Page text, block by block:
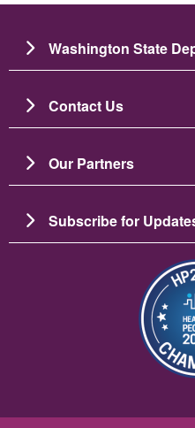
Washington State
Contact Us
Our Partners
Subscribe for
ചിത്രം